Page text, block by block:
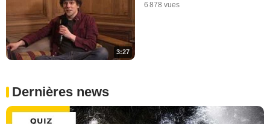
3:27
6 878 vues
Dernières news